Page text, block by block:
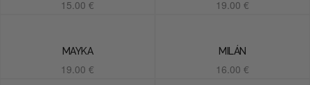
15.00 €
19.00 €
MAYKA
19.00 €
MILÁN
16.00 €